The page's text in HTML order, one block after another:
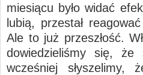
miesiącu było widać
lubią, przestał
Ale to już przeszłość.
dowiedzieliśmy się,
wcześniej